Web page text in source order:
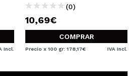
Incl.
(0)
10,69€
COMPRAR
Precio x 100 gr: 178,17€ IVA Incl.